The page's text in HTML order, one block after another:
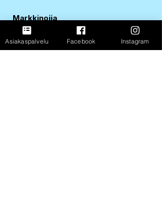
Markkinoija
HKFoods Finland Oy
PL 49, 01511 Vantaa
0800 05450
Asiakaspalvelu Facebook Instagram